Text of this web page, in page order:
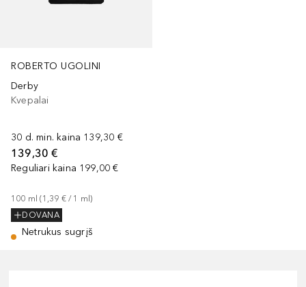
ROBERTO UGOLINI
Derby
Kvepalai
30 d. min. kaina 139,30 €
139,30 €
Reguliari kaina 199,00 €
100 ml (1,39 € / 1 ml)
DOVANA
Netrukus sugrįš